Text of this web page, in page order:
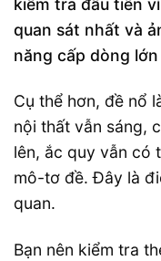
quan sát nhất và
năng cấp dòng
Cụ thể hơn, đề nổ
nội thất vẫn sáng,
lên, ắc quy vẫn có
mô-tơ đề. Đây là
quan.
Bạn nên kiểm tra